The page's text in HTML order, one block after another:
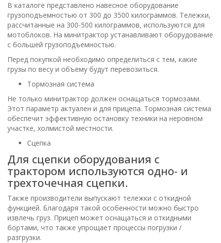
В каталоге представлено навесное оборудование
грузоподъемностью от 300 до 3500 килограммов. Тележки,
рассчитанные на 300-500 килограммов, используются для
мотоблоков. На минитрактор устанавливают оборудование
с большей грузоподъемностью.
Перед покупкой необходимо определиться с тем, какие
грузы по весу и объему будут перевозиться.
Тормозная система
Не только минитрактор должен оснащаться тормозами.
Этот параметр актуален и для прицепа. Тормозная система
обеспечит эффективную остановку техники на неровном
участке, холмистой местности.
Сцепка
Для сцепки оборудования с
трактором используются одно- и
трехточечная сцепки.
Также производители выпускают тележки с откидной
функцией. Благодаря такой особенности можно быстро
извлечь груз. Прицеп может оснащаться и откидными
бортами, что также упрощает процессы погрузки /
разгрузки.